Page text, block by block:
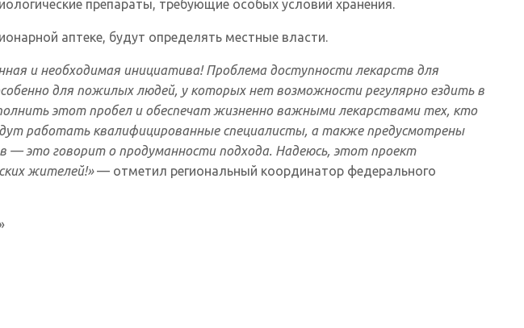
препараты, требующие особых условий хранения.
аптеке, будут определять местные власти.
и необходимая инициатива! Проблема доступности лекарств для
для пожилых людей, у которых нет возможности регулярно ездить в
этот пробел и обеспечат жизненно важными лекарствами тех, кто
работать квалифицированные специалисты, а также предусмотрены
— это говорит о продуманности подхода. Надеюсь, этот проект
жителей!»— отметил региональный координатор федерального